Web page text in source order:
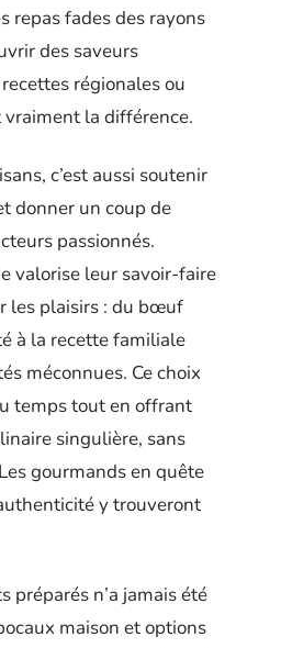
repas fades des rayons
des saveurs
régionales ou
la différence.
c’est aussi soutenir
donner un coup de
passionnés.
valorise leur savoir-faire
les plaisirs : du bœuf
à la recette familiale
méconnues. Ce choix
temps tout en offrant
singulière, sans
gourmands en quête
y trouveront
préparés n’a jamais été
maison et options